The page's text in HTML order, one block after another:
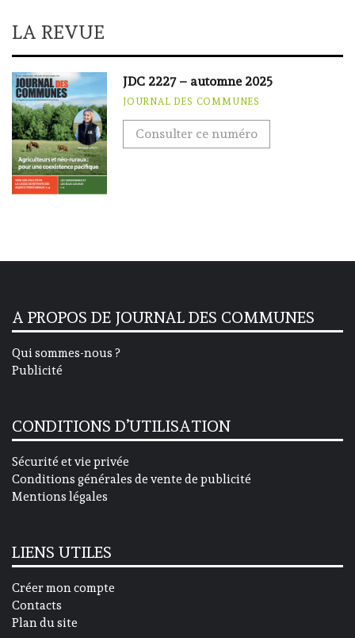
LA REVUE
JDC 2227 – automne 2025
JOURNAL DES COMMUNES
Consulter ce numéro
A PROPOS DE JOURNAL DES COMMUNES
Qui sommes-nous ?
Publicité
CONDITIONS D’UTILISATION
Sécurité et vie privée
Conditions générales de vente de publicité
Mentions légales
LIENS UTILES
Créer mon compte
Contacts
Plan du site